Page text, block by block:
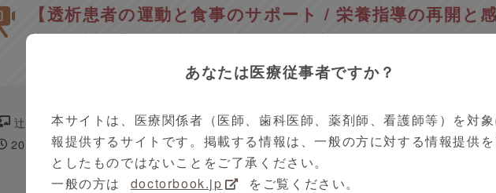
【透析患者の運動と食事のサポート / 栄養指導の再開と感
染予防対策】大阪府 吹田市 辻󠄀本 吉広 先生
辻本 吉広 先生 動画の種類で探す クリクラVoice
近畿地方
2020年10月15日 00時00分
8分18秒
あなたは医療従事者ですか？
本サイトは、医療関係者（医師、歯科医師、薬剤師、看護師等）を対
報提供するサイトです。掲載する情報は、一般の方に対する情報提供
としたものではないことをご了承ください。
一般の方は
doctorbook.jp をご覧ください。